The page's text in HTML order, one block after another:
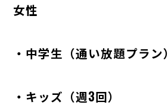
女性
・中学生（通い放題プラン）
・キッズ（週3回）